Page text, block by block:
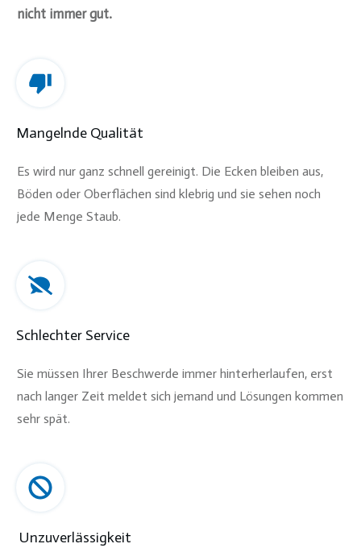
nicht immer gut.
Mangelnde Qualität
Es wird nur ganz schnell gereinigt. Die Ecken bleiben aus,
Böden oder Oberflächen sind klebrig und sie sehen noch
jede Menge Staub.
Schlechter Service
Sie müssen Ihrer Beschwerde immer hinterherlaufen, erst
nach langer Zeit meldet sich jemand und Lösungen kommen
sehr spät.
Unzuverlässigkeit